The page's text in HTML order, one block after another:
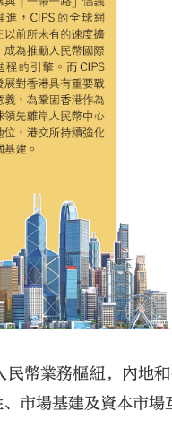
幣業務樞紐，內地
市場基建及資本市場